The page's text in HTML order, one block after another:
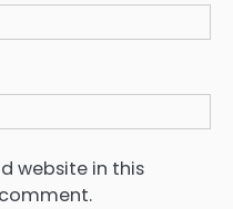
website in this